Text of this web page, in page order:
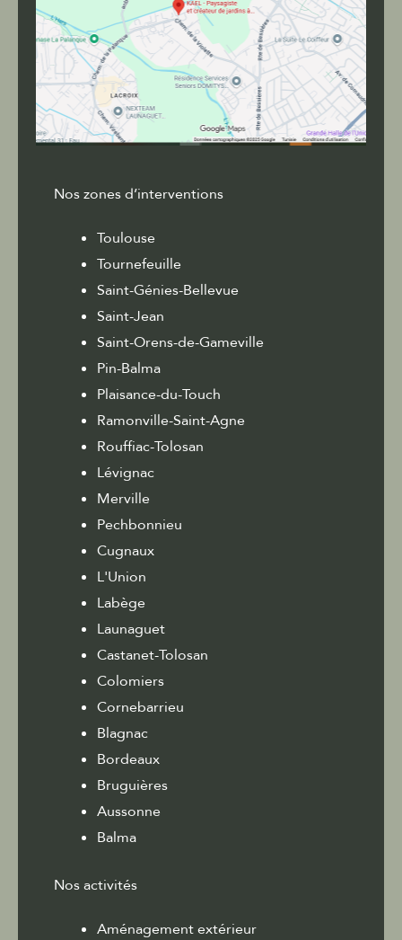
Nos zones d’interventions
Toulouse
Tournefeuille
Saint-Génies-Bellevue
Saint-Jean
Saint-Orens-de-Gameville
Pin-Balma
Plaisance-du-Touch
Ramonville-Saint-Agne
Rouffiac-Tolosan
Lévignac
Merville
Pechbonnieu
Cugnaux
L'Union
Labège
Launaguet
Castanet-Tolosan
Colomiers
Cornebarrieu
Blagnac
Bordeaux
Bruguières
Aussonne
Balma
Nos activités
Aménagement extérieur